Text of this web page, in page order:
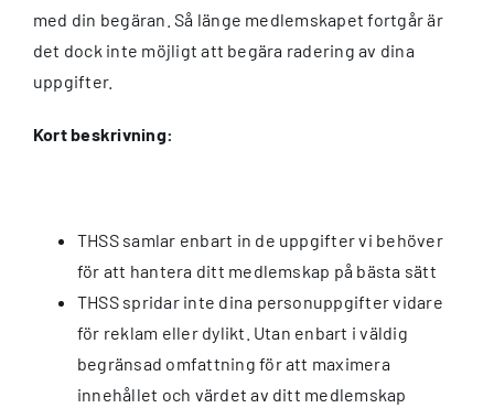
med din begäran. Så länge medlemskapet fortgår är
det dock inte möjligt att begära radering av dina
uppgifter.
Kort beskrivning:
THSS samlar enbart in de uppgifter vi behöver
för att hantera ditt medlemskap på bästa sätt
THSS spridar inte dina personuppgifter vidare
för reklam eller dylikt. Utan enbart i väldig
begränsad omfattning för att maximera
innehållet och värdet av ditt medlemskap